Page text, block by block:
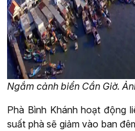
Ngắm cảnh biển Cần Giờ.
Phà Bình Khánh hoạt động
suất phà sẽ giảm vào ban